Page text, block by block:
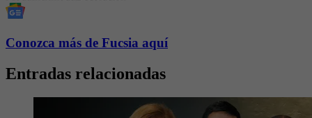
Conozca más de Fucsia aquí
Entradas relacionadas